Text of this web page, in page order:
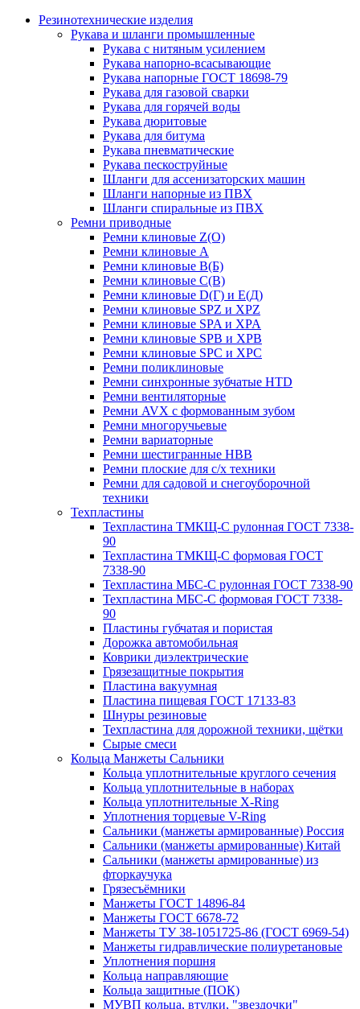
Резинотехнические изделия
Рукава и шланги промышленные
Рукава с нитяным усилением
Рукава напорно-всасывающие
Рукава напорные ГОСТ 18698-79
Рукава для газовой сварки
Рукава для горячей воды
Рукава дюритовые
Рукава для битума
Рукава пневматические
Рукава пескоструйные
Шланги для ассенизаторских машин
Шланги напорные из ПВХ
Шланги спиральные из ПВХ
Ремни приводные
Ремни клиновые Z(О)
Ремни клиновые А
Ремни клиновые В(Б)
Ремни клиновые С(В)
Ремни клиновые D(Г) и Е(Д)
Ремни клиновые SPZ и XPZ
Ремни клиновые SPA и XPA
Ремни клиновые SPB и XPB
Ремни клиновые SPC и XPC
Ремни поликлиновые
Ремни синхронные зубчатые HTD
Ремни вентиляторные
Ремни AVX с формованным зубом
Ремни многоручьевые
Ремни вариаторные
Ремни шестигранные HBB
Ремни плоские для с/х техники
Ремни для садовой и снегоуборочной
техники
Техпластины
Техпластина ТМКЩ-С рулонная ГОСТ 7338-
90
Техпластина ТМКЩ-С формовая ГОСТ
7338-90
Техпластина МБС-С рулонная ГОСТ 7338-90
Техпластина МБС-С формовая ГОСТ 7338-
90
Пластины губчатая и пористая
Дорожка автомобильная
Коврики диэлектрические
Грязезащитные покрытия
Пластина вакуумная
Пластина пищевая ГОСТ 17133-83
Шнуры резиновые
Техпластина для дорожной техники, щётки
Сырые смеси
Кольца Манжеты Сальники
Кольца уплотнительные круглого сечения
Кольца уплотнительные в наборах
Кольца уплотнительные Х-Ring
Уплотнения торцевые V-Ring
Сальники (манжеты армированные) Россия
Сальники (манжеты армированные) Китай
Сальники (манжеты армированные) из
фторкаучука
Грязесъёмники
Манжеты ГОСТ 14896-84
Манжеты ГОСТ 6678-72
Манжеты ТУ 38-1051725-86 (ГОСТ 6969-54)
Манжеты гидравлические полиуретановые
Уплотнения поршня
Кольца направляющие
Кольца защитные (ПОК)
МУВП кольца, втулки, "звездочки"